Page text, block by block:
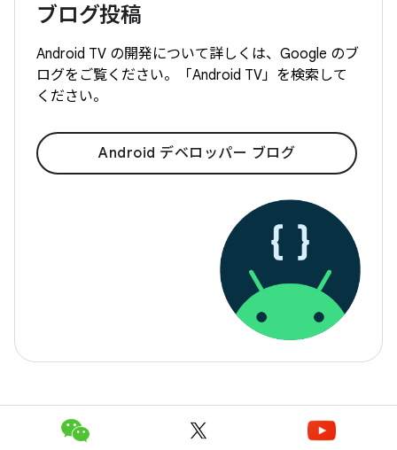
ブログ投稿
Android TV の開発について詳しくは、Google のブ
ログをご覧ください。「Android TV」を検索して
ください。
Android デベロッパー ブログ